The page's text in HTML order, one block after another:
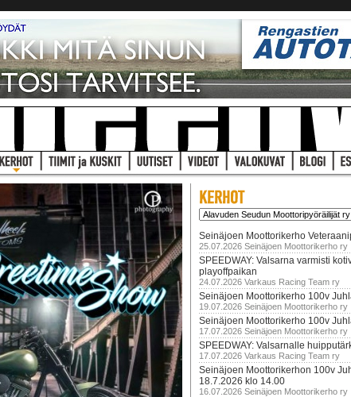
Seinäjoen Moottorikerho
25.07.2026 Seinäjoen Moottorikerho ry
SPEEDWAY: Valsarna varmisti
playoffpaikan
24.07.2026 Varkaus Racing Team ry
Seinäjoen Moottorikerho 100v
19.07.2026 Seinäjoen Moottorikerho ry
Seinäjoen Moottorikerho 100v
17.07.2026 Seinäjoen Moottorikerho ry
SPEEDWAY: Valsarnalle
17.07.2026 Varkaus Racing Team ry
Seinäjoen Moottorikerhon 100v
18.7.2026 klo 14.00
16.07.2026 Seinäjoen Moottorikerho ry